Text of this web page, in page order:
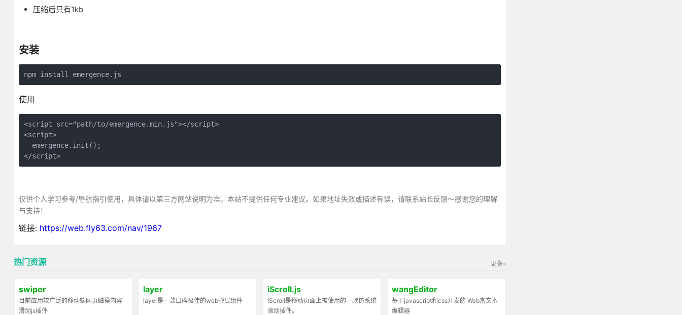
压缩后只有1kb
安装
npm install emergence.js
使用
<script src="path/to/emergence.min.js"></script>
<script>
  emergence.init();
</script>
仅供个人学习参考/导航指引使用，具体请以第三方网站说明为准，本站不提供任何专业建议。如果地址失效或描述有误，请联系站长反馈～感谢您的理解
与支持！
链接: https://web.fly63.com/nav/1967
更多»
热门资源
swiper
目前应用较广泛的移动端网页触摸内容
滑动js插件
layer
layer是一款口碑极佳的web弹层组件
iScroll.js
IScroll是移动页面上被使用的一款仿系统
滚动插件。
wangEditor
基于javascript和css开发的 Web富文本
编辑器